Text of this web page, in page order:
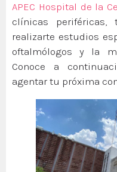
APEC Hospital de la
clínicas periféricas,
realizarte estudios
oftalmólogos y la
Conoce a
agentar tu próxima